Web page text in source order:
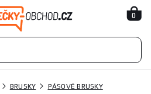
0
BRUSKY
PÁSOVÉ BRUSKY